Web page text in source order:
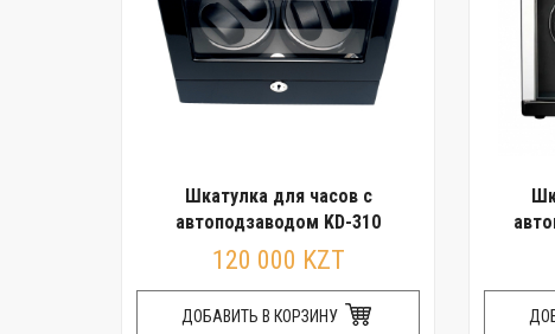
Шкатулка для часов с
автоподзаводом KD-310
120 000 KZT
ДОБАВИТЬ В КОРЗИНУ